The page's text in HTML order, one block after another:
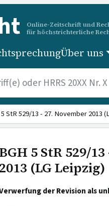
Online-Zeitschrift und
für höchstrichterliche
Über uns
StR 529/13 - 27. November 2013
5 StR 529/
2013 (LG Leipzig)
der Revision als